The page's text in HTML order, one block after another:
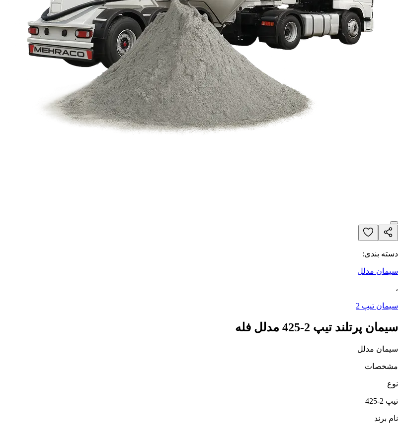
دسته بندی:
سیمان مدلل
،
سیمان تیپ 2
سیمان پرتلند تیپ 2-425 مدلل فله
سیمان مدلل
مشخصات
نوع
تیپ 2-425
نام برند